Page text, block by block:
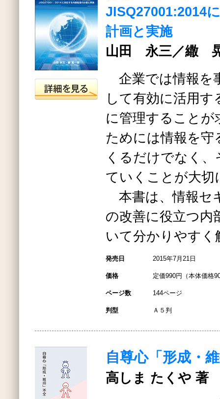
JISQ27001:2014
計画と実施
山田 永三／繖
企業では情報を
して有効に活用す
に管理すること
ためには情報を
くるだけでなく
ていくことが大切
本書は、情報セ
の改善に役立つ内
いて分かりやす
発売日 2015年7月21日
価格 定価990円（本体価格
ページ数 144ページ
判型 Ａ５判
自尊心「形成・
高しま たくや 著